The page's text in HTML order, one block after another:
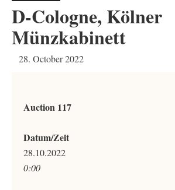
D-Cologne, Kölner
Münzkabinett
28. October 2022
Auction 117
Datum/Zeit
28.10.2022
0:00